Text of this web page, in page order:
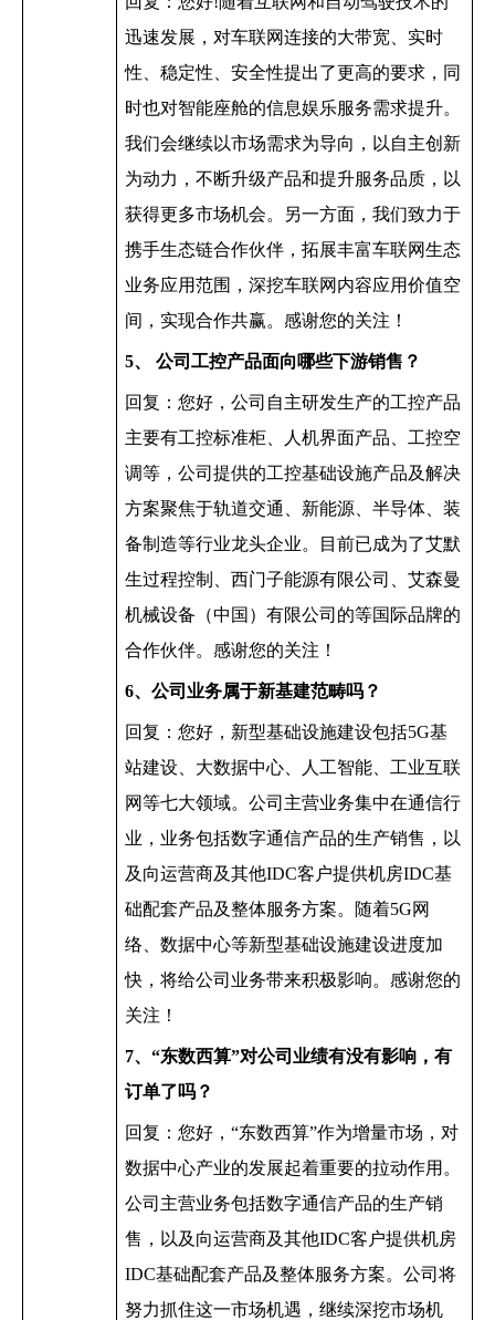
迅速发展，对车联网连接的大带宽、实时
性、稳定性、安全性提出了更高的要求，同
时也对智能座舱的信息娱乐服务需求提升。
我们会继续以市场需求为导向，以自主创新
为动力，不断升级产品和提升服务品质，以
获得更多市场机会。另一方面，我们致力于
携手生态链合作伙伴，拓展丰富车联网生态
业务应用范围，深挖车联网内容应用价值空
间，实现合作共赢。感谢您的关注！
5、 公司工控产品面向哪些下游销售？
回复：您好，公司自主研发生产的工控产品
主要有工控标准柜、人机界面产品、工控空
调等，公司提供的工控基础设施产品及解决
方案聚焦于轨道交通、新能源、半导体、装
备制造等行业龙头企业。目前已成为了艾默
生过程控制、西门子能源有限公司、艾森曼
机械设备（中国）有限公司的等国际品牌的
合作伙伴。感谢您的关注！
6、公司业务属于新基建范畴吗？
回复：您好，新型基础设施建设包括5G基
站建设、大数据中心、人工智能、工业互联
网等七大领域。公司主营业务集中在通信行
业，业务包括数字通信产品的生产销售，以
及向运营商及其他IDC客户提供机房IDC基
础配套产品及整体服务方案。随着5G网
络、数据中心等新型基础设施建设进度加
快，将给公司业务带来积极影响。感谢您的
关注！
7、“东数西算”对公司业绩有没有影响，有
订单了吗？
回复：您好，“东数西算”作为增量市场，对
数据中心产业的发展起着重要的拉动作用。
公司主营业务包括数字通信产品的生产销
售，以及向运营商及其他IDC客户提供机房
IDC基础配套产品及整体服务方案。公司将
努力抓住这一市场机遇，继续深挖市场机